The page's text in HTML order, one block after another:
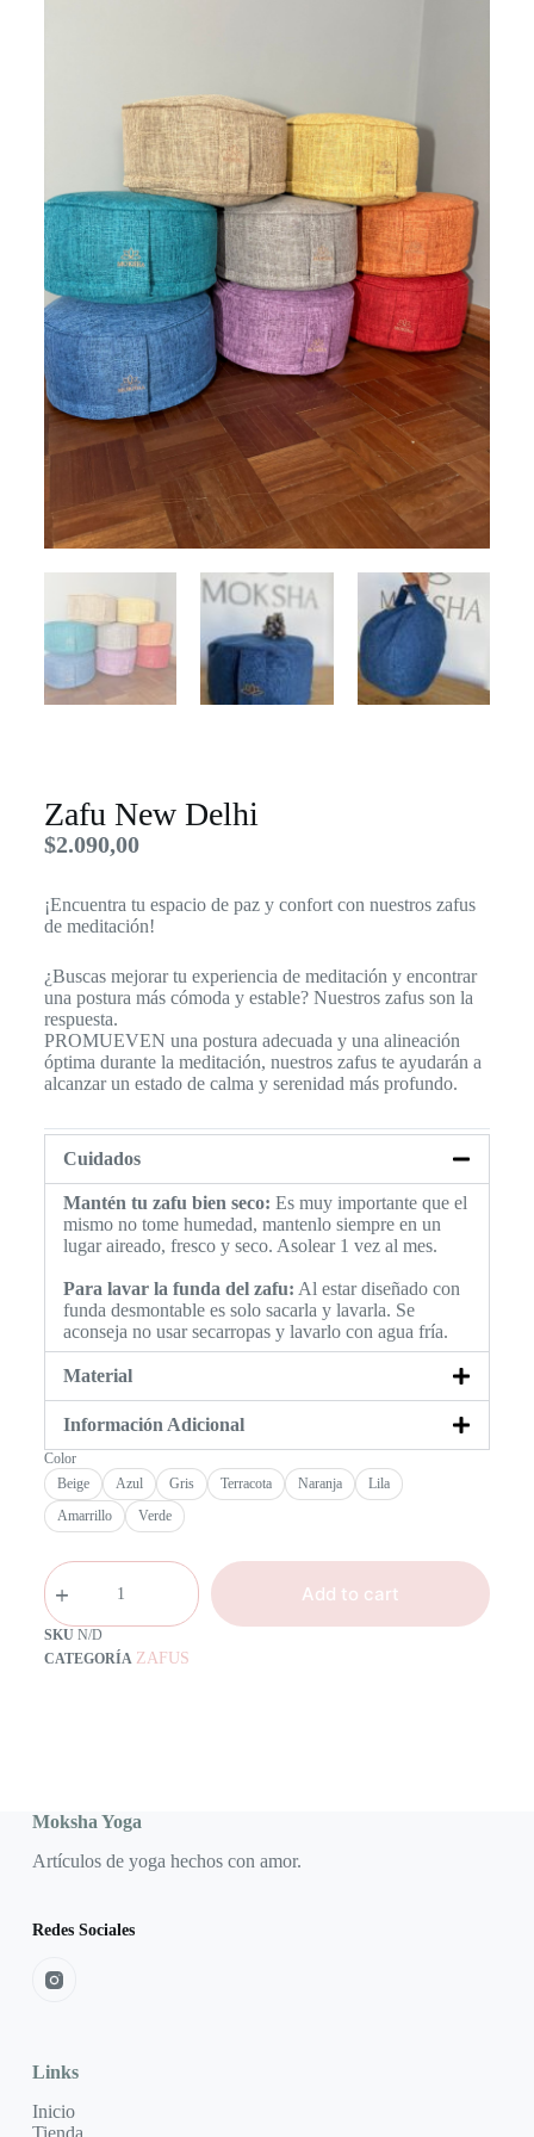
Zafu New Delhi
$2.090,00
¡Encuentra tu espacio de paz y confort con nuestros zafus
de meditación!
¿Buscas mejorar tu experiencia de meditación y encontrar
una postura más cómoda y estable? Nuestros zafus son la
respuesta.
PROMUEVEN una postura adecuada y una alineación
óptima durante la meditación, nuestros zafus te ayudarán a
alcanzar un estado de calma y serenidad más profundo.
Cuidados
Mantén tu zafu bien seco: Es muy importante que el
mismo no tome humedad, mantenlo siempre en un
lugar aireado, fresco y seco. Asolear 1 vez al mes.
Para lavar la funda del zafu: Al estar diseñado con
funda desmontable es solo sacarla y lavarla. Se
aconseja no usar secarropas y lavarlo con agua fría.
Material
Información Adicional
Color
Beige
Azul Gris Terracota Naranja
Lila
Amarrillo
Verde
Add to cart
SKU N/D
CATEGORÍA ZAFUS
Moksha Yoga
Artículos de yoga hechos con amor.
Redes Sociales
Links
Inicio
Tienda